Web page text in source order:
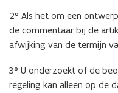
2° Als het om een
de commentaar bij de
afwijking van de termijn
3° U onderzoekt of de
regeling kan alleen op de